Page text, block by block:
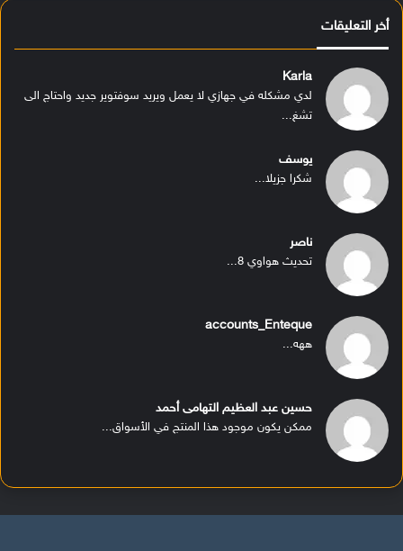
أخر التعليقات
Karla
لدي مشكله في جهازي لا يعمل ويريد سوفتوير جديد واحتاج الى
تشغ...
يوسف
شكرا جزيلا...
ناصر
تحديث هواوي 8...
accounts_Enteque
ههه...
حسين عبد العظيم التهامى أحمد
ممكن يكون موجود هذا المنتج في الأسواق...